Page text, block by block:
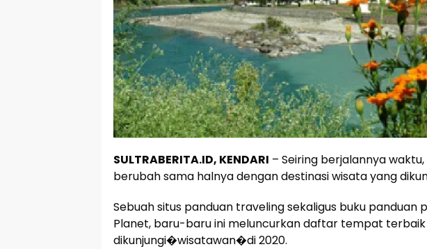
SULTRABERITA.ID, KENDARI – Seiring berjalannya
berubah sama halnya dengan destinasi wisata yang
Sebuah situs panduan traveling sekaligus buku panduan
Planet, baru-baru ini meluncurkan daftar tempat
dikunjungi�wisatawan�di 2020.